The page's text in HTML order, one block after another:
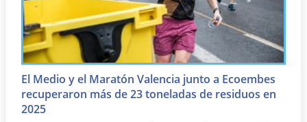
El Medio y el Maratón Valencia junto a Ecoembes
recuperaron más de 23 toneladas de residuos en
2025